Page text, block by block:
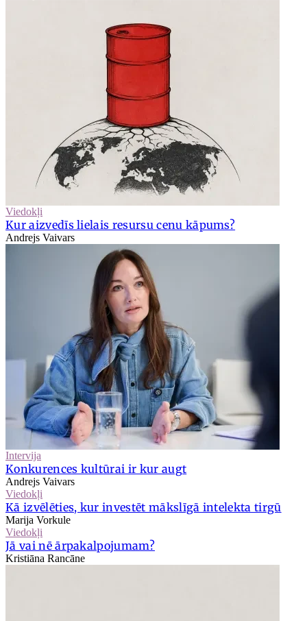
Viedokļi
Kur aizvedīs lielais resursu cenu kāpums?
Andrejs Vaivars
Intervija
Konkurences kultūrai ir kur augt
Andrejs Vaivars
Viedokļi
Kā izvēlēties, kur investēt mākslīgā intelekta tirgū
Marija Vorkule
Viedokļi
Jā vai nē ārpakalpojumam?
Kristiāna Rancāne